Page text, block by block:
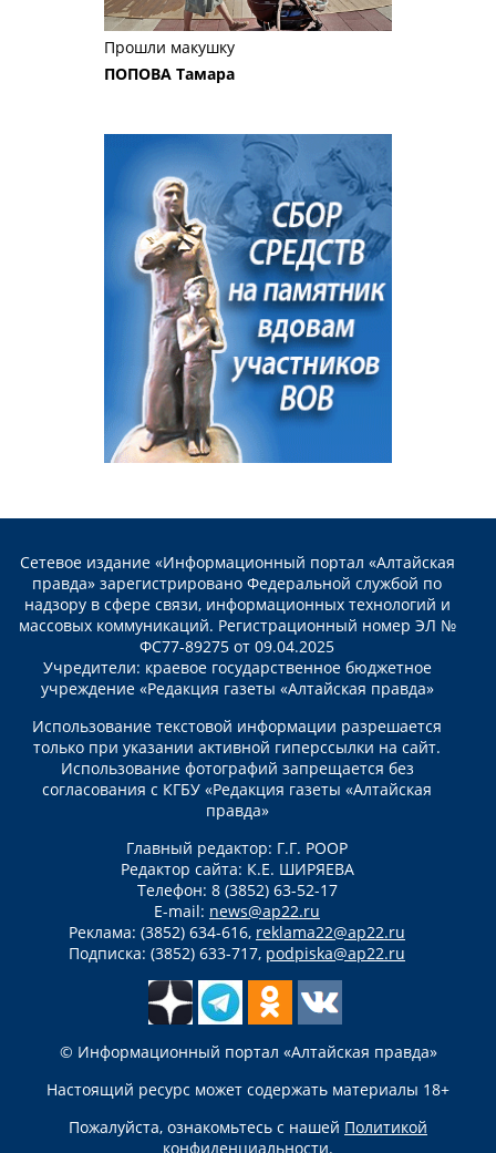
Прошли макушку
ПОПОВА Тамара
Сетевое издание «Информационный портал «Алтайская
правда» зарегистрировано Федеральной службой по
надзору в сфере связи, информационных технологий и
массовых коммуникаций. Регистрационный номер ЭЛ №
ФС77-89275 от 09.04.2025
Учредители: краевое государственное бюджетное
учреждение «Редакция газеты «Алтайская правда»
Использование текстовой информации разрешается
только при указании активной гиперссылки на сайт.
Использование фотографий запрещается без
согласования с КГБУ «Редакция газеты «Алтайская
правда»
Главный редактор: Г.Г. РООР
Редактор сайта: К.Е. ШИРЯЕВА
Телефон: 8 (3852) 63-52-17
E-mail: news@ap22.ru
Реклама: (3852) 634-616, reklama22@ap22.ru
Подписка: (3852) 633-717, podpiska@ap22.ru
© Информационный портал «Алтайская правда»
Настоящий ресурс может содержать материалы 18+
Пожалуйста, ознакомьтесь с нашей Политикой
конфиденциальности.